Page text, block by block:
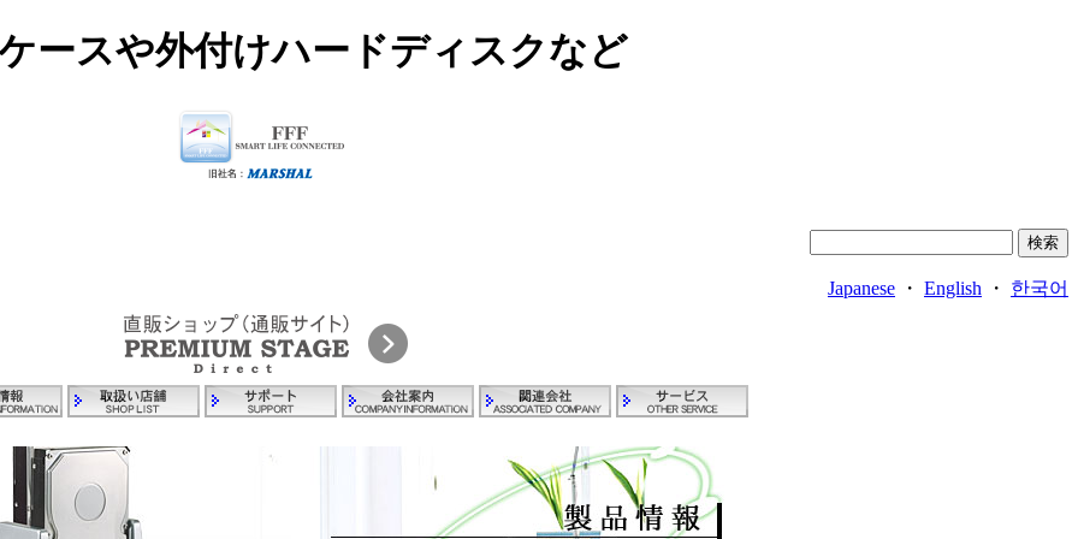
ースや外付けハードディスクなど
Japanese ・ English ・ 한국어